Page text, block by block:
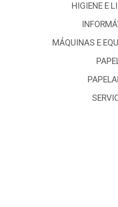
HIGIENE E
MÁQUINAS E